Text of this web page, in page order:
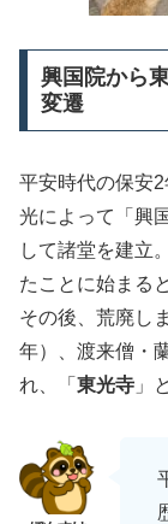
興国院から
変遷
平安時代の保安
光によって「興
して諸堂を建立
たことに始まる
その後、荒廃し
年）、渡来僧・
れ、「 東光寺 」